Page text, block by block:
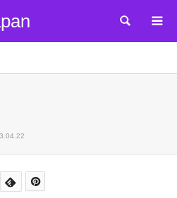
Search